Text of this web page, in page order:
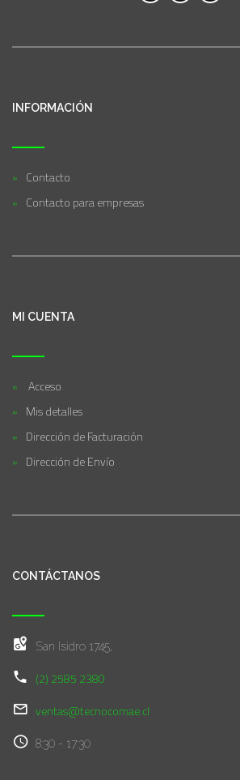
INFORMACIÓN
Contacto
Contacto para empresas
MI CUENTA
Acceso
Mis detalles
Dirección de Facturación
Dirección de Envío
CONTÁCTANOS
San Isidro 1745,
(2) 2585 2380
ventas@tecnocomae.cl
8:30 - 17:30